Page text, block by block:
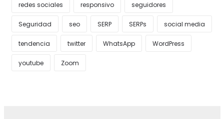
redes sociales responsivo seguidores
Seguridad seo SERP SERPs social media
tendencia twitter WhatsApp WordPress
youtube Zoom